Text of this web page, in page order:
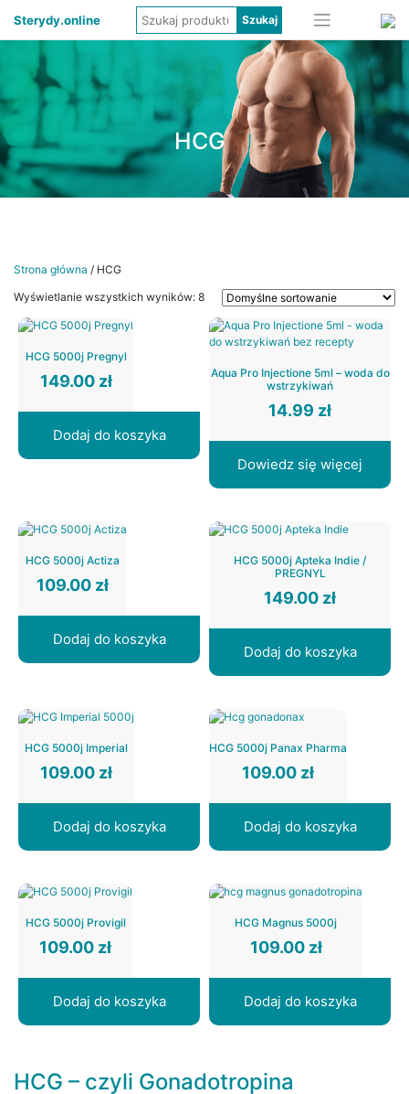
Sterydy.online
HCG
Strona główna / HCG
Wyświetlanie wszystkich wyników: 8
HCG 5000j Pregnyl
149.00 zł
Dodaj do koszyka
Aqua Pro Injectione 5ml – woda do
wstrzykiwań
14.99 zł
Dowiedz się więcej
HCG 5000j Actiza
109.00 zł
Dodaj do koszyka
HCG 5000j Apteka Indie /
PREGNYL
149.00 zł
Dodaj do koszyka
HCG 5000j Imperial
109.00 zł
Dodaj do koszyka
HCG 5000j Panax Pharma
109.00 zł
Dodaj do koszyka
HCG 5000j Provigil
109.00 zł
Dodaj do koszyka
HCG Magnus 5000j
109.00 zł
Dodaj do koszyka
HCG – czyli Gonadotropina